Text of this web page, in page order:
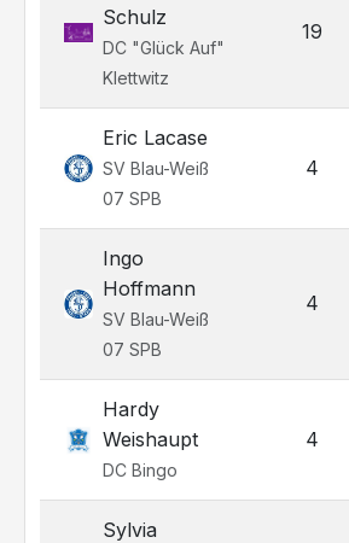
Schulz
DC "Glück Auf"
Klettwitz
19
Eric Lacase
SV Blau-Weiß
07 SPB
4
Ingo
Hoffmann
SV Blau-Weiß
07 SPB
4
Hardy
Weishaupt
DC Bingo
4
Sylvia